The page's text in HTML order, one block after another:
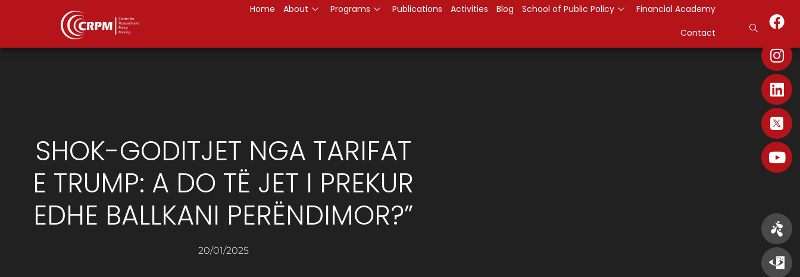
Home About Programs Publications Activities Blog School of Public Policy
Financial Academy
Contact
SHOK-GODITJET NGA TARIFAT
E TRUMP: A DO TË JET I PREKUR
EDHE BALLKANI PERËNDIMOR?”
20/01/2025